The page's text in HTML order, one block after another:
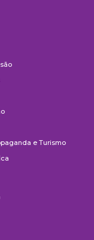
e Turismo